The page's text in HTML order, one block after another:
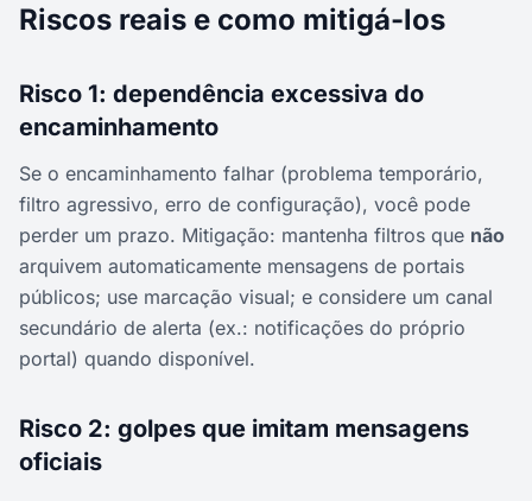
Riscos reais e como mitigá-los
Risco 1: dependência excessiva do
encaminhamento
Se o encaminhamento falhar (problema temporário,
filtro agressivo, erro de configuração), você pode
perder um prazo. Mitigação: mantenha filtros que não
arquivem automaticamente mensagens de portais
públicos; use marcação visual; e considere um canal
secundário de alerta (ex.: notificações do próprio
portal) quando disponível.
Risco 2: golpes que imitam mensagens
oficiais